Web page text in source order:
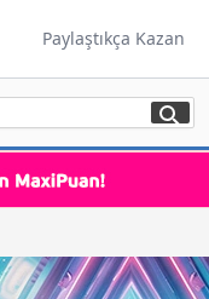
Paylaştıkça Kazan